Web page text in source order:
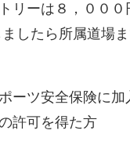
リーは８，０００
したら所属道場
ーツ安全保険に加
許可を得た方